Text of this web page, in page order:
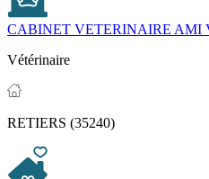
CABINET VETERINAIRE AMI
Vétérinaire
RETIERS (35240)